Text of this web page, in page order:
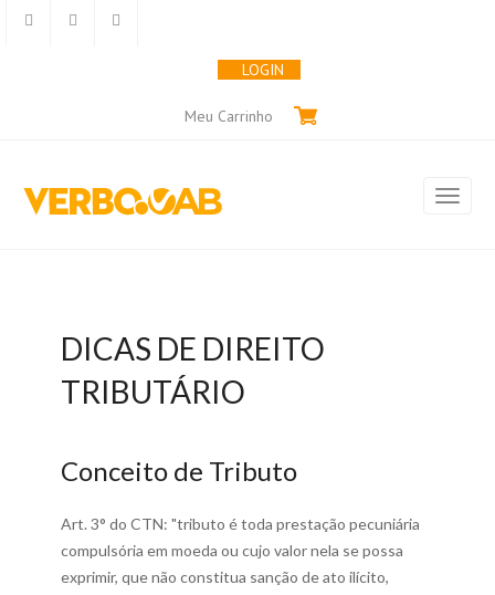
LOGIN
Meu Carrinho
DICAS DE DIREITO
TRIBUTÁRIO
Conceito de Tributo
Art. 3° do CTN: "tributo é toda prestação pecuniária
compulsória em moeda ou cujo valor nela se possa
exprimir, que não constitua sanção de ato ilícito,